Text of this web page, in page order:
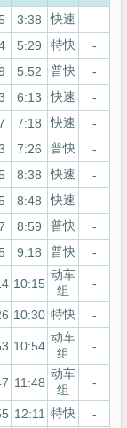
3:38 快速
-
5:29 特快
-
5:52 普快
-
6:13 快速
-
7:18 快速
-
7:26 普快
-
8:38 快速
-
8:48 快速
-
8:59 普快
-
9:18 普快 -
10:15
动车
组
-
10:30 特快 -
10:54
动车
组
-
11:48
动车
组
-
12:11 特快 -